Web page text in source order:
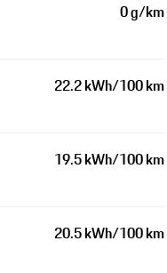
0 g/km
22.2 kWh/100 km
19.5 kWh/100 km
20.5 kWh/100 km